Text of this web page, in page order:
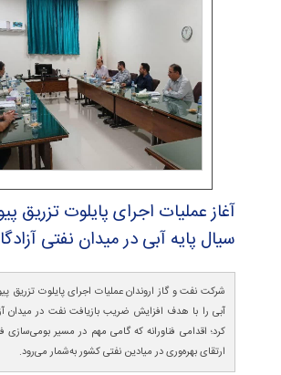
آغاز عملیات اجرای پایلوت تزریق
سیال پایه آبی در میدان نفتی
شرکت نفت و گاز اروندان عملیات اجرای پایلوت تزریق
آبی را با هدف افزایش ضریب بازیافت نفت در میدان
کرد؛ اقدامی فناورانه که گامی مهم در مسیر
ارتقای بهره‌وری در میادین نفتی کشور به‌شمار می‌رود.